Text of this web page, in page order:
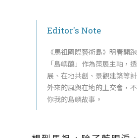
Editor's Note
《馬祖國際藝術島》明春開
「島嶼釀」作為策展主軸，
展、在地共創、景觀建築等
外來的風與在地的土交會，
你我的島嶼故事。